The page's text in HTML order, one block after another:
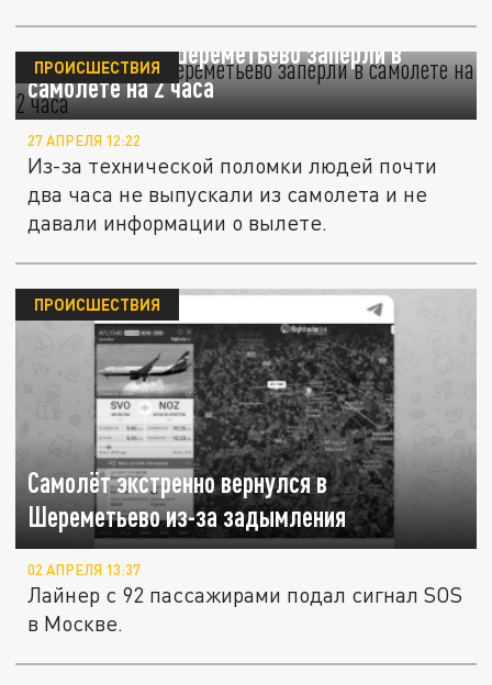
Пассажиров в Шереметьево заперли в
самолете на 2 часа
ПРОИСШЕСТВИЯ
27 АПРЕЛЯ 12:22
Из-за технической поломки людей почти
два часа не выпускали из самолета и не
давали информации о вылете.
Самолёт экстренно вернулся в
Шереметьево из-за задымления
ПРОИСШЕСТВИЯ
02 АПРЕЛЯ 13:37
Лайнер с 92 пассажирами подал сигнал SOS
в Москве.